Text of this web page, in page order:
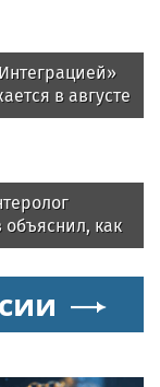
в августе
объяснил, как
может влиять